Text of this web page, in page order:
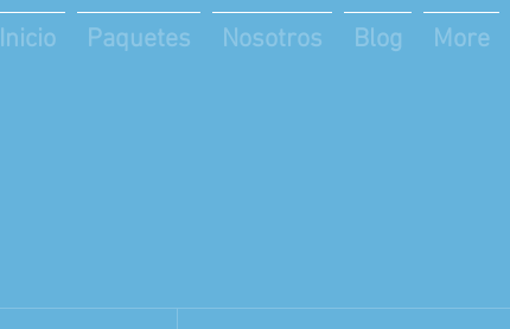
Inicio Paquetes Nosotros Blog More